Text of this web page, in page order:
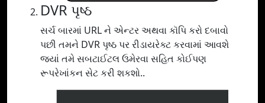
DVR પૃષ્ઠ
સર્ચ બારમાં URL ને એન્ટર અથવા કૉપિ કરો દબાવો
પછી તમને DVR પૃષ્ઠ પર રીડાયરેક્ટ કરવામાં આવશે
જ્યાં તમે સબટાઈટલ ઉમેરવા સહિત કોઈપણ
રૂપરેખાંકન સેટ કરી શકશો..